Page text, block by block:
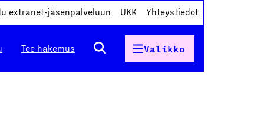
extranet-jäsenpalveluun UKK Yhteystiedot
Tee hakemus Valikko